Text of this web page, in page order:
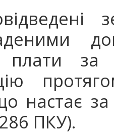
плати за
настає
ПКУ).